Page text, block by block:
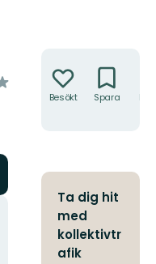
Besökt Spara
Ta dig hit
med
kollektivtr
afik